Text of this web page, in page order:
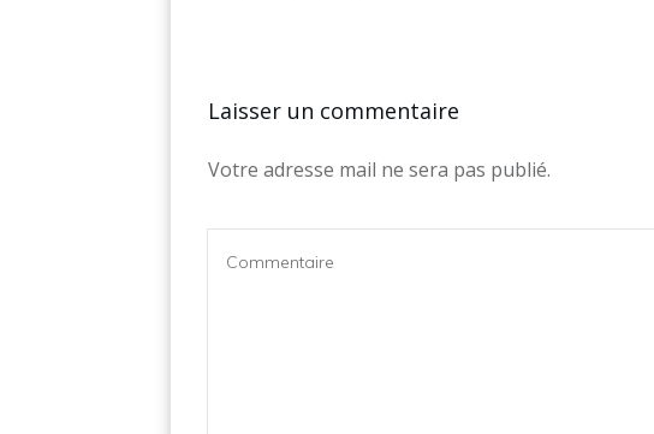
Laisser un commentaire
Votre adresse mail ne sera pas publié.